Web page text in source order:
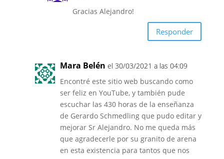
Gracias Alejandro!
Responder
Mara Belén el 30/03/2021 a las 04:09
Encontré este sitio web buscando como
ser feliz en YouTube, y también pude
escuchar las 430 horas de la enseñanza
de Gerardo Schmedling que pudo editar y
mejorar Sr Alejandro. No me queda más
que agradecerle por su granito de arena
en esta existencia para tantos que nos